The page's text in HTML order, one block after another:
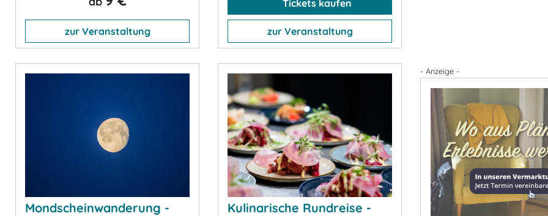
zur Veranstaltung
Tickets kaufen
zur Veranstaltung
Mondscheinwanderung -
Kulinarische Rundreise -
- Anzeige -